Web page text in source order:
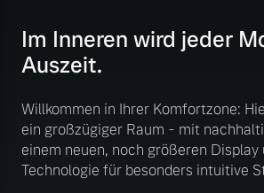
Im Inneren wird jeder
Auszeit.
Willkommen in Ihrer Komfortzone:
ein großzügiger Raum - mit
einem neuen, noch größeren
Technologie für besonders intuitive